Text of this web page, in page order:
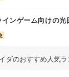
インゲーム向けの光
ダのおすすめ人気